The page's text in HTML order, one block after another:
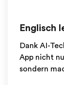
Englisch
Dank AI-
App nicht
sondern